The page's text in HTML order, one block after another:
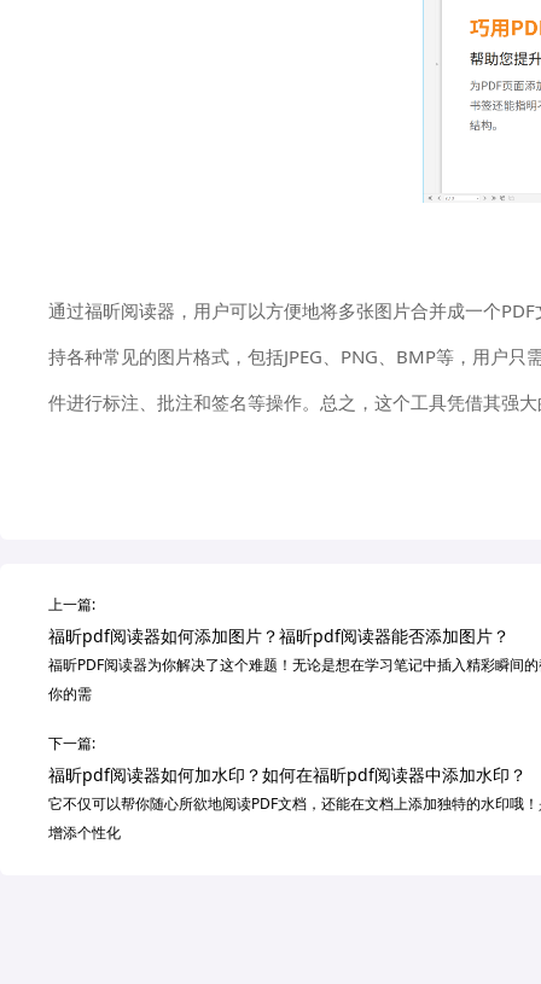
通过福昕阅读器，用户可以方便地将多张图片合并成一个
持各种常见的图片格式，包括JPEG、PNG、BMP等，用户
件进行标注、批注和签名等操作。总之，这个工具凭借其强
上一篇:
福昕pdf阅读器如何添加图片？福昕pdf阅读器能否添加图片？
福昕PDF阅读器为你解决了这个难题！无论是想在学习笔记中插入精彩瞬间
你的需
下一篇:
福昕pdf阅读器如何加水印？如何在福昕pdf阅读器中添加水印？
它不仅可以帮你随心所欲地阅读PDF文档，还能在文档上添加独特的水印哦
增添个性化